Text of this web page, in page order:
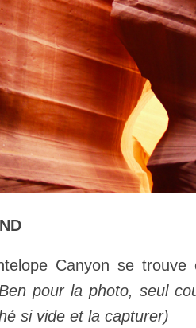
Canyon se
pour la photo, seul
si vide et la capturer)